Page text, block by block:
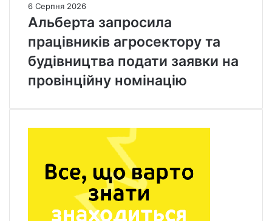
6 Серпня 2026
Альберта запросила
працівників агросектору та
будівництва подати заявки на
провінційну номінацію